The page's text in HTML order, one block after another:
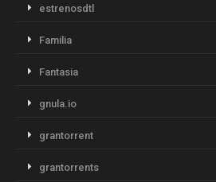
estrenosdtl
Familia
Fantasia
gnula.io
grantorrent
grantorrents